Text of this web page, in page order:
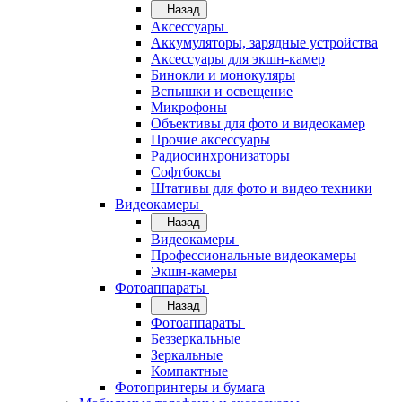
Назад
Аксессуары
Аккумуляторы, зарядные устройства
Аксессуары для экшн-камер
Бинокли и монокуляры
Вспышки и освещение
Микрофоны
Объективы для фото и видеокамер
Прочие аксессуары
Радиосинхронизаторы
Софтбоксы
Штативы для фото и видео техники
Видеокамеры
Назад
Видеокамеры
Профессиональные видеокамеры
Экшн-камеры
Фотоаппараты
Назад
Фотоаппараты
Беззеркальные
Зеркальные
Компактные
Фотопринтеры и бумага